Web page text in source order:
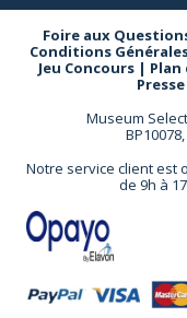
Foire aux
Conditions
Jeu Concours | Plan
Museum
Notre service client est
de 9h à